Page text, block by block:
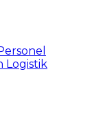
Logistik